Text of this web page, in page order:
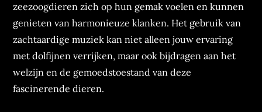
zeezoogdieren zich op hun gemak voelen en kunnen
genieten van harmonieuze klanken. Het gebruik van
zachtaardige muziek kan niet alleen jouw ervaring
met dolfijnen verrijken, maar ook bijdragen aan het
welzijn en de gemoedstoestand van deze
fascinerende dieren.